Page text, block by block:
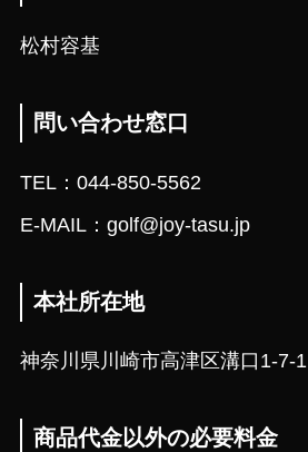
松村容基
問い合わせ窓口
TEL：044-850-5562
E-MAIL：golf@joy-tasu.jp
本社所在地
神奈川県川崎市高津区溝口1-7-1
商品代金以外の必要料金